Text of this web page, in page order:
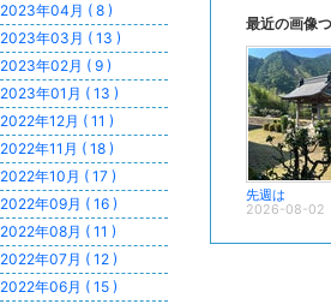
最近の画像
先週は
2026-08-02
2023年04月 ( 8 )
2023年03月 ( 13 )
2023年02月 ( 9 )
2023年01月 ( 13 )
2022年12月 ( 11 )
2022年11月 ( 18 )
2022年10月 ( 17 )
2022年09月 ( 16 )
2022年08月 ( 11 )
2022年07月 ( 12 )
2022年06月 ( 15 )